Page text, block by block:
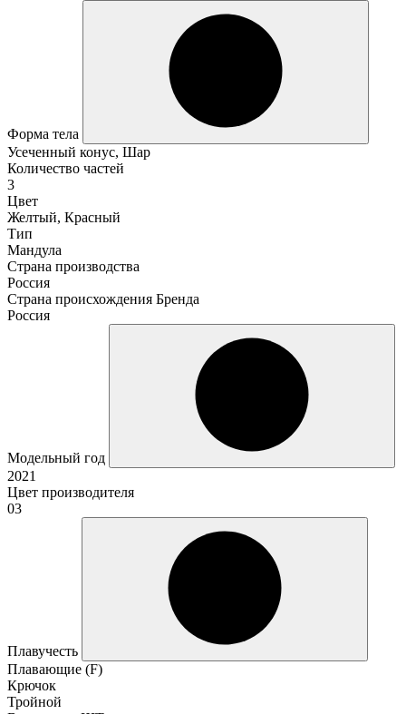
Форма тела
Усеченный конус, Шар
Количество частей
3
Цвет
Желтый, Красный
Тип
Мандула
Страна производства
Россия
Страна происхождения Бренда
Россия
Модельный год
2021
Цвет производителя
03
Плавучесть
Плавающие (F)
Крючок
Тройной